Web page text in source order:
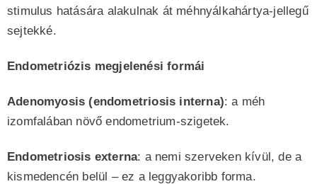
stimulus hatására alakulnak át méhnyálkahártya-jellegű
sejtekké.
Endometriózis megjelenési formái
Adenomyosis (endometriosis interna): a méh
izomfalában növő endometrium-szigetek.
Endometriosis externa: a nemi szerveken kívül, de a
kismedencén belül – ez a leggyakoribb forma.